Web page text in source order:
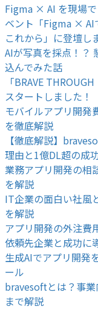
Figma × AI を現場
ベント「Figma × AI
これから」に登壇し
AIが写真を採点！？
込んでみた話
「BRAVE
スタートしました！
モバイルアプリ開発
を徹底解説
【徹底解説】
理由と1億DL超の成
業務アプリ開発の相
を解説
IT企業の面白い社風
を解説
アプリ開発の外注費
依頼先企業と成功に
生成AIでアプリ開発
ール
bravesoftとは？事
まで解説